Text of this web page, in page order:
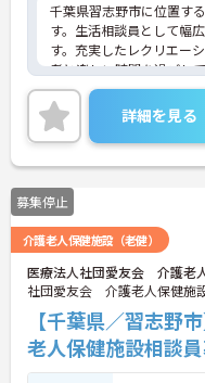
千葉県習志野市に位置す
す。生活相談員として幅
す。充実したレクリエー
者と楽しい時間を過ごし
上、責任者へ昇格すると
す。
ご興味のある方には、面
に詳細をお話しいたしま
さい！
詳細を見る
募集停止
介護老人保健施設（老健）
医療法人社団愛友会 介護老
社団愛友会 介護老人保健施
【千葉県／習志野
老人保健施設相談